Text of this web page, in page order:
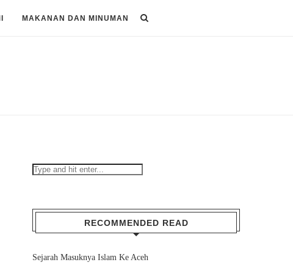
MAKANAN DAN MINUMAN
RECOMMENDED READ
Sejarah Masuknya Islam Ke Aceh